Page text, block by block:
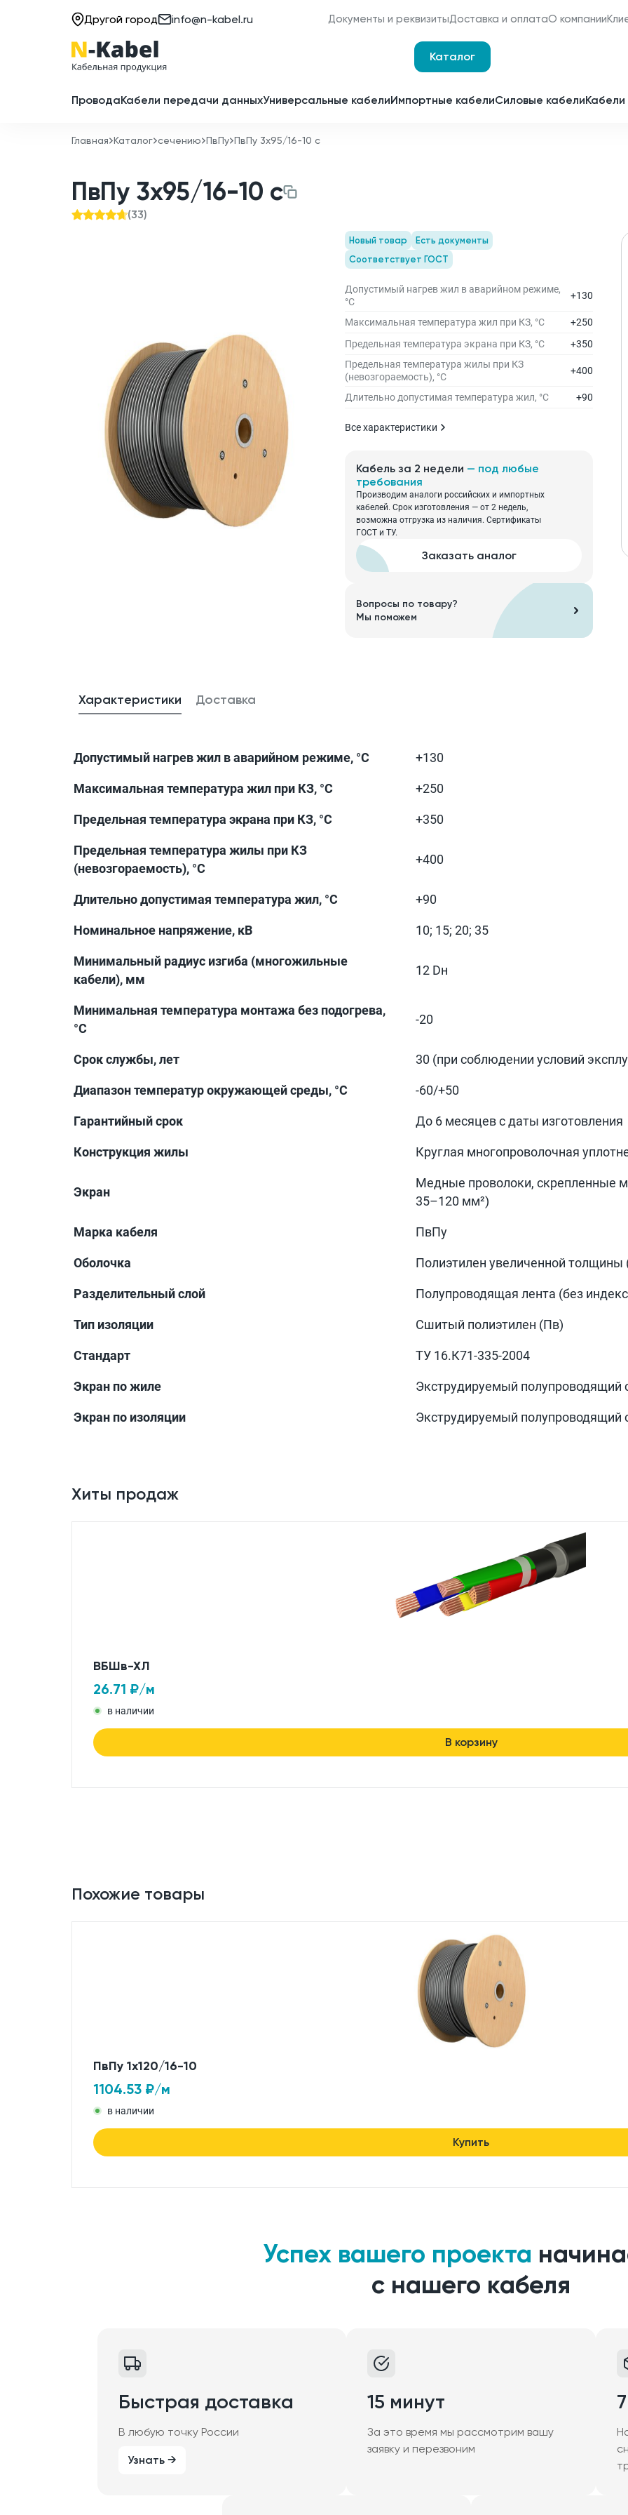
Другой город info@n-kabel.ru Документы и реквизитыДоставка и оплатаО компании
Наши сертификаты
Оплата и доставка
Каталог
ПроводаКабели передачи данныхУниверсальные кабелиИмпортные кабелиСиловые кабелиКабели
Главная Каталог сечению ПвПу ПвПу 3x95/16-10 с
ПвПу 3x95/16-10 с
(33)
Новый товар
Есть документы
Соответствует ГОСТ
Допустимый нагрев жил в аварийном режиме,
°С
+130
Максимальная температура жил при КЗ, °С
+250
Предельная температура экрана при КЗ, °С
+350
Предельная температура жилы при КЗ
(невозгораемость), °С
+400
Длительно допустимая температура жил, °С +90
Все характеристики
Кабель за 2 недели — под любые
требования
Производим аналоги российских и импортных
кабелей. Срок изготовления — от 2 недель,
возможна отгрузка из наличия. Сертификаты
ГОСТ и ТУ.
Заказать аналог
Вопросы по товару?
Мы поможем
Характеристики Доставка
Допустимый нагрев жил в аварийном режиме, °С +130
Максимальная температура жил при КЗ, °С +250
Предельная температура экрана при КЗ, °С +350
Предельная температура жилы при КЗ
(невозгораемость), °С
+400
Длительно допустимая температура жил, °С +90
Номинальное напряжение, кВ 10; 15; 20; 35
Минимальный радиус изгиба (многожильные
кабели), мм
12 Dн
Минимальная температура монтажа без подогрева,
°С
-20
Срок службы, лет 30 (при соблюдении условий
Диапазон температур окружающей среды, °С -60/+50
Гарантийный срок До 6 месяцев с даты изготовления
Конструкция жилы Круглая многопроволочная
Экран
Медные проволоки, скрепленные
35–120 мм²)
Марка кабеля ПвПу
Оболочка Полиэтилен увеличенной толщины
Разделительный слой Полупроводящая лента (без
Тип изоляции Сшитый полиэтилен (Пв)
Стандарт ТУ 16.К71-335-2004
Экран по жиле Экструдируемый полупроводящий
Экран по изоляции Экструдируемый полупроводящий
Хиты продаж
ВБШв-ХЛ
26.71 ₽/м
в наличии
В корзину
Похожие товары
ПвПу 1x120/16-10
1104.53 ₽/м
в наличии
Купить
Успех вашего проекта
с нашего кабеля
Быстрая доставка
В любую точку России
Узнать →
15 минут
За это время мы рассмотрим вашу
заявку и перезвоним